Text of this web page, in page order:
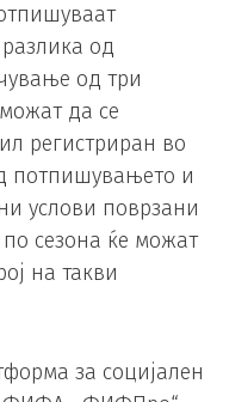
од
од три
да се
регистриран во
потпишувањето и
услови поврзани
сезона ќе можат
на такви
за социјален